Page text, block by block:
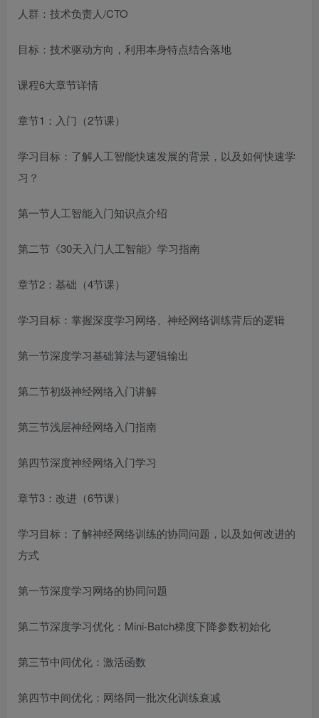
人群：技术负责人/CTO
目标：技术驱动方向，利用本身特点结合落地
课程6大章节详情
章节1：入门（2节课）
学习目标：了解人工智能快速发展的背景，以及如何快速学
习？
第一节人工智能入门知识点介绍
第二节《30天入门人工智能》学习指南
章节2：基础（4节课）
学习目标：掌握深度学习网络、神经网络训练背后的逻辑
第一节深度学习基础算法与逻辑输出
第二节初级神经网络入门讲解
第三节浅层神经网络入门指南
第四节深度神经网络入门学习
章节3：改进（6节课）
学习目标：了解神经网络训练的协同问题，以及如何改进的
方式
第一节深度学习网络的协同问题
第二节深度学习优化：Mini-Batch梯度下降参数初始化
第三节中间优化：激活函数
第四节中间优化：网络同一批次化训练衰减